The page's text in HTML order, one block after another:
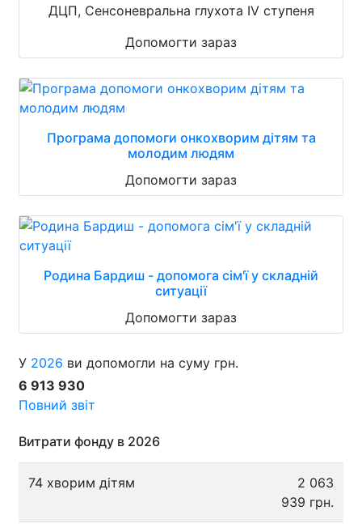
ДЦП, Сенсоневральна глухота IV ступеня
Допомогти зараз
Програма допомоги онкохворим дітям та
молодим людям
Допомогти зараз
Родина Бардиш - допомога сім'ї у складній
ситуації
Допомогти зараз
У 2026 ви допомогли на суму грн.
6 913 930
Повний звіт
Витрати фонду в 2026
74 хворим дітям
2 063
939 грн.